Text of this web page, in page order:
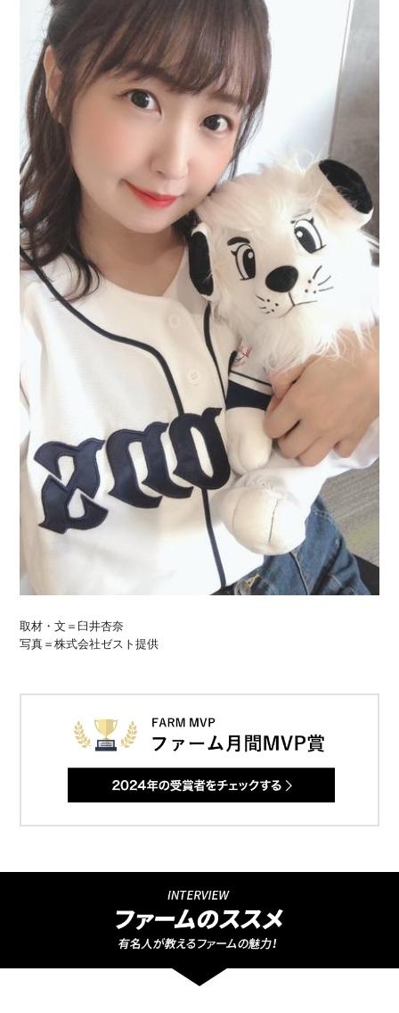
取材・文＝臼井杏奈
写真＝株式会社ゼスト提供